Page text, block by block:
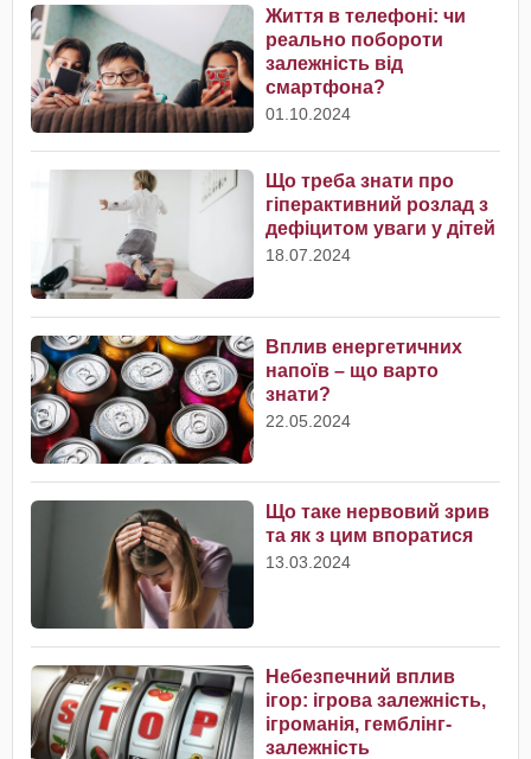
Життя в телефоні: чи
реально побороти
залежність від
смартфона?
01.10.2024
Що треба знати про
гіперактивний розлад з
дефіцитом уваги у дітей
18.07.2024
Вплив енергетичних
напоїв – що варто
знати?
22.05.2024
Що таке нервовий зрив
та як з цим впоратися
13.03.2024
Небезпечний вплив
ігор: ігрова залежність,
ігроманія, гемблінг-
залежність